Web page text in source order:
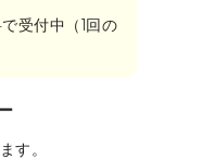
受付中（1回の
す。